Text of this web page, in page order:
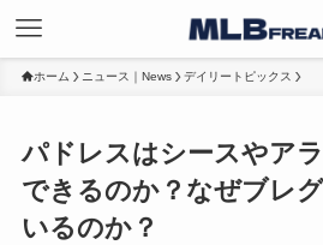
ホーム ニュース｜News デイリートピックス
パドレスはシースやア
できるのか？なぜブレ
いるのか？